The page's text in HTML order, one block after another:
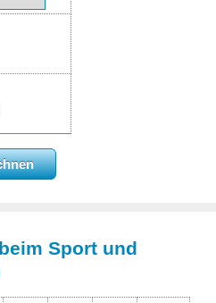
Sport und